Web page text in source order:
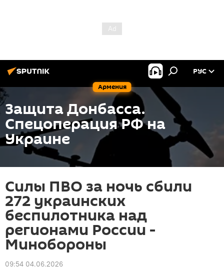
Армения
РУС
Защита Донбасса.
Спецоперация РФ на
Украине
Силы ПВО за ночь сбили
272 украинских
беспилотника над
регионами России -
Минобороны
09:54 04.06.2026